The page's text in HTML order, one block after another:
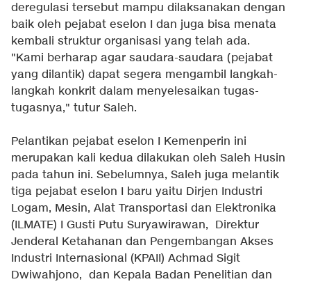
deregulasi tersebut mampu dilaksanakan dengan
baik oleh pejabat eselon I dan juga bisa menata
kembali struktur organisasi yang telah ada.
"Kami berharap agar saudara-saudara (pejabat
yang dilantik) dapat segera mengambil langkah-
langkah konkrit dalam menyelesaikan tugas-
tugasnya," tutur Saleh.
Pelantikan pejabat eselon I Kemenperin ini
merupakan kali kedua dilakukan oleh Saleh Husin
pada tahun ini. Sebelumnya, Saleh juga melantik
tiga pejabat eselon I baru yaitu Dirjen Industri
Logam, Mesin, Alat Transportasi dan Elektronika
(ILMATE) I Gusti Putu Suryawirawan, Direktur
Jenderal Ketahanan dan Pengembangan Akses
Industri Internasional (KPAII) Achmad Sigit
Dwiwahjono, dan Kepala Badan Penelitian dan